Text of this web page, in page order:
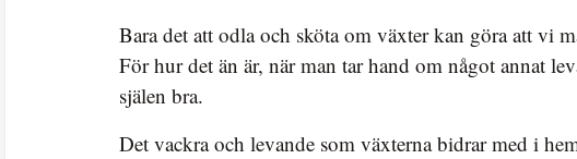
Bara det att odla och sköta om växter kan göra att vi
För hur det än är, när man tar hand om något annat
själen bra.
Det vackra och levande som växterna bidrar med i